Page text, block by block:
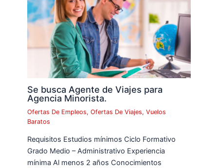
Se busca Agente de Viajes para
Agencia Minorista.
Ofertas De Empleos,Ofertas De Viajes,Vuelos
Baratos
Requisitos Estudios mínimos Ciclo Formativo
Grado Medio – Administrativo Experiencia
mínima Al menos 2 años Conocimientos